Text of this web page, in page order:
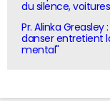
du silence,
Pr. Alinka
danser entretient
mental"